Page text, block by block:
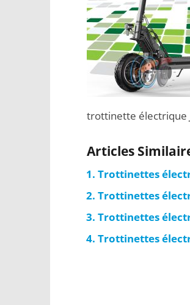
trottinette électrique
Articles
Trottinettes
Trottinettes
Trottinettes
Trottinettes